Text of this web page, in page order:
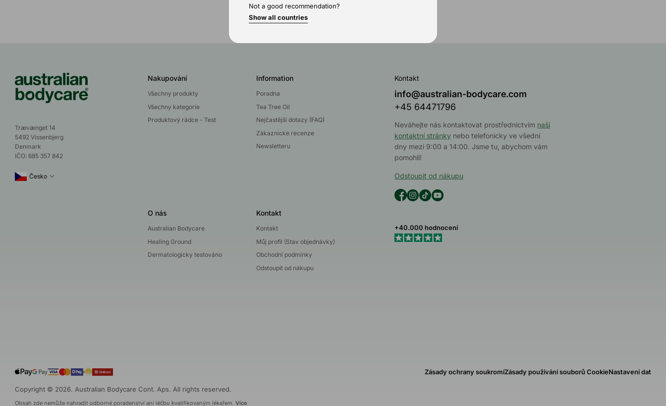
Trævænget 14
5492 Vissenbjerg
Denmark
IČO: 685 357 842
Česko
Nakupování
Všechny produkty
Všechny kategorie
Produktový rádce - Test
Information
Poradna
Tea Tree Oil
Nejčastější dotazy (FAQ)
Zákaznické recenze
Newsletteru
O nás
Australian Bodycare
Healing Ground
Dermatologicky testováno
Kontakt
Kontakt
Můj profil (Stav objednávky)
Obchodní podmínky
Odstoupit od nákupu
Kontakt
info@australian-bodycare.com
+45 64471796
Neváhejte nás kontaktovat prostřednictvím naší
kontaktní stránky nebo telefonicky ve všední
dny mezi 9:00 a 14:00. Jsme tu, abychom vám
pomohli!
Odstoupit od nákupu
+40.000 hodnocení
Zásady ochrany soukromíZásady používání souborů CookieNastavení dat
Copyright © 2026. Australian Bodycare Cont. Aps. All rights reserved.
Obsah zde nemůže nahradit odborné poradenství ani léčbu kvalifikovaným lékařem. Více
Not a good recommendation?
Show all countries